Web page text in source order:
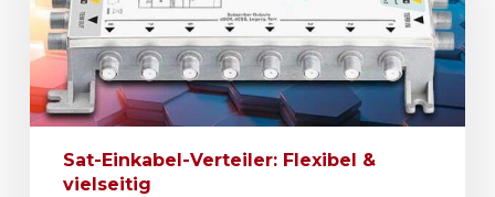
Sat-Einkabel-Verteiler: Flexibel &
vielseitig